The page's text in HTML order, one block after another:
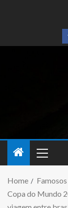
Home
Famosos
Copa do Mundo